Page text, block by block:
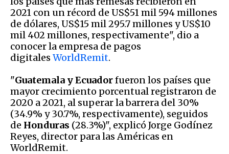
2021 con un récord de US$51 mil 594 millones
de dólares, US$15 mil 295.7 millones y US$10
mil 402 millones, respectivamente", dio a
conocer la empresa de pagos
digitales WorldRemit.
"Guatemala y Ecuadorfueron los países que
mayor crecimiento porcentual registraron de
2020 a 2021, al superar la barrera del 30%
(34.9% y 30.7%, respectivamente), seguidos
de Honduras (28.3%)", explicó Jorge Godínez
Reyes, director para las Américas en
WorldRemit.